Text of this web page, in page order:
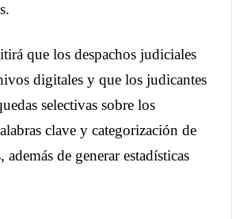
que los despachos judiciales
digitales y que los judicantes
selectivas sobre los
clave y categorización de
además de generar estadísticas